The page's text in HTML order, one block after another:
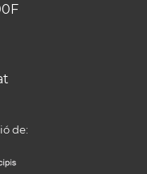
de: